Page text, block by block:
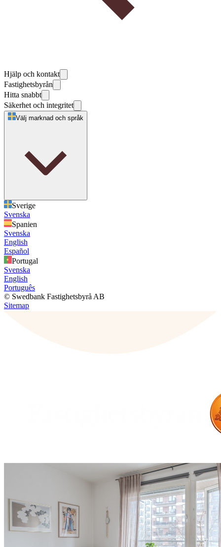
Hjälp och kontakt
Fastighetsbyrån
Hitta snabbt
Säkerhet och integritet
Välj marknad och språk
Sverige
Svenska
Spanien
Svenska
English
Español
Portugal
Svenska
English
Português
© Swedbank Fastighetsbyrå AB
Sitemap